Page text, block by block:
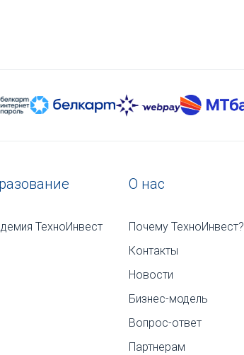
ТехноИнвест
О нас
Почему ТехноИнвест?
Контакты
Новости
Бизнес-модель
Вопрос-ответ
Партнерам